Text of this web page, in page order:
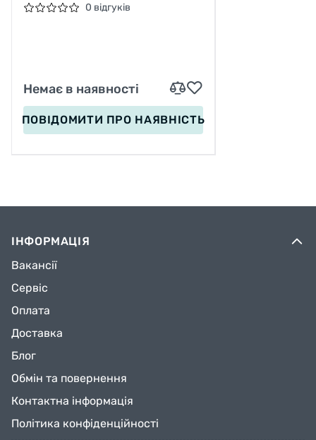
ЧОРНИЙ
0 відгуків
Немає в наявності
ПОВІДОМИТИ ПРО НАЯВНІСТЬ
ІНФОРМАЦІЯ
Вакансії
Сервіс
Оплата
Доставка
Блог
Обмін та повернення
Контактна інформація
Політика конфіденційності